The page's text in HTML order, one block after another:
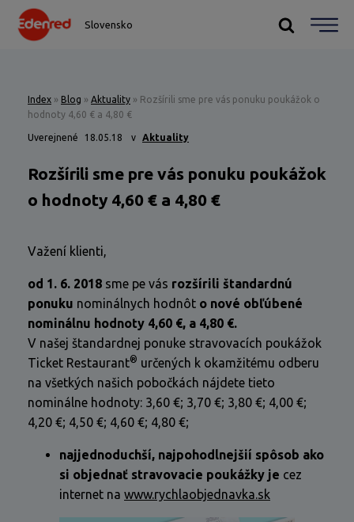
Slovensko
Index » Blog » Aktuality » Rozšírili sme pre vás ponuku poukážok o
hodnoty 4,60 € a 4,80 €
Uverejnené 18.05.18 v Aktuality
Rozšírili sme pre vás ponuku poukážok
o hodnoty 4,60 € a 4,80 €
Važení klienti,
od 1. 6. 2018 sme pe vás rozšírili štandardnú
ponuku nominálnych hodnôt o nové obľúbené
nominálnu hodnoty 4,60 €, a 4,80 €.
V našej štandardnej ponuke stravovacích poukážok
Ticket Restaurant® určených k okamžitému odberu
na všetkých našich pobočkách nájdete tieto
nominálne hodnoty: 3,60 €; 3,70 €; 3,80 €; 4,00 €;
4,20 €; 4,50 €; 4,60 €; 4,80 €;
najjednoduchší, najpohodlnejšií spôsob ako
si objednať stravovacie poukážky je cez
internet na www.rychlaobjednavka.sk